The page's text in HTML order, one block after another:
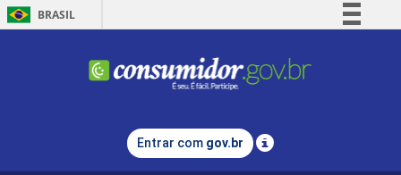
BRASIL
Comunica BR
Legislação
Entrar com gov.br